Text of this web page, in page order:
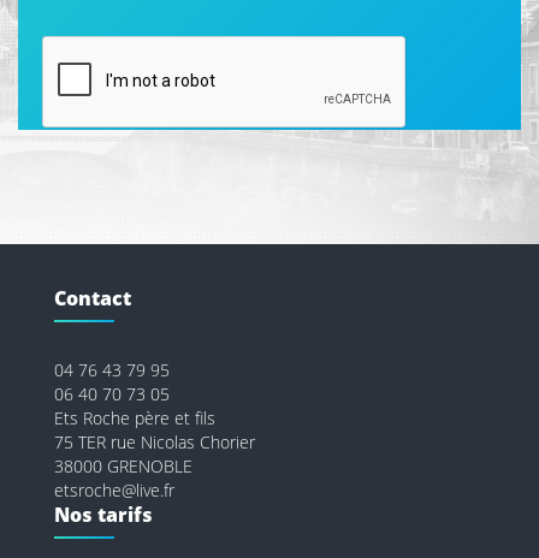
Contact
04 76 43 79 95
06 40 70 73 05
Ets Roche père et fils
75 TER rue Nicolas Chorier
38000 GRENOBLE
etsroche@live.fr
Nos tarifs